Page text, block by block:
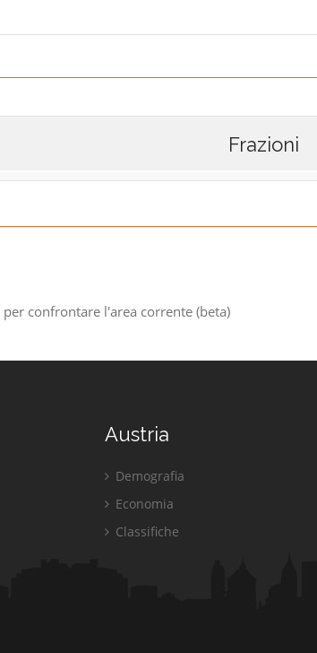
Frazioni
per confrontare l'area corrente (beta)
Austria
Demografia
Economia
Classifiche